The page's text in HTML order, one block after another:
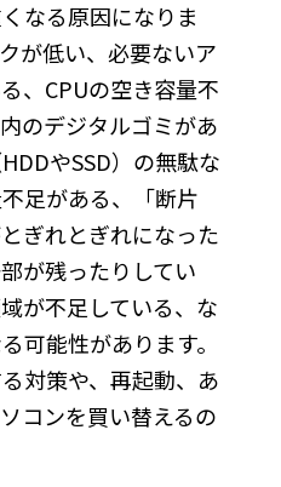
なる原因になりま
が低い、必要ないア
、CPUの空き容量不
のデジタルゴミがあ
やSSD）の無駄な
足がある、「断片
ぎれとぎれになった
が残ったりしてい
が不足している、な
可能性があります。
対策や、再起動、あ
コンを買い替えるの